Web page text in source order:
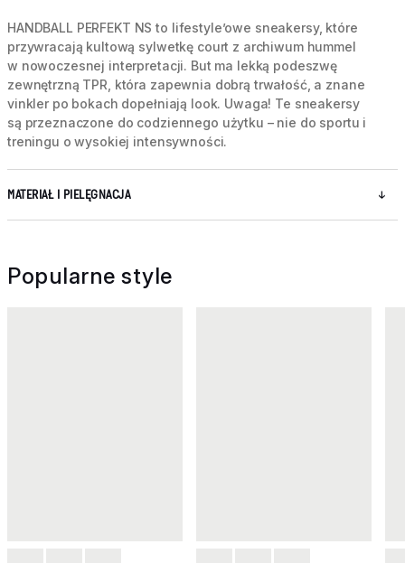
HANDBALL PERFEKT NS to lifestyle’owe sneakersy, które
przywracają kultową sylwetkę court z archiwum hummel
w nowoczesnej interpretacji. But ma lekką podeszwę
zewnętrzną TPR, która zapewnia dobrą trwałość, a znane
vinkler po bokach dopełniają look. Uwaga! Te sneakersy
są przeznaczone do codziennego użytku – nie do sportu i
treningu o wysokiej intensywności.
MATERIAŁ I PIELĘGNACJA
Popularne style